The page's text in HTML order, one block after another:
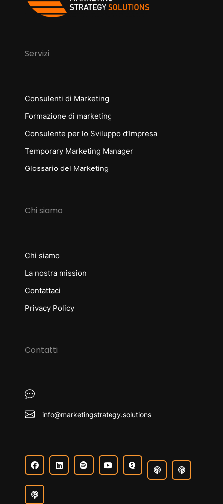
Servizi
Consulenti di Marketing
Formazione di marketing
Consulente per lo Sviluppo d’Impresa
Temporary Marketing Manager
Glossario del Marketing
Chi siamo
Chi siamo
La nostra mission
Contattaci
Privacy Policy
Contatti
info@marketingstrategy.solutions